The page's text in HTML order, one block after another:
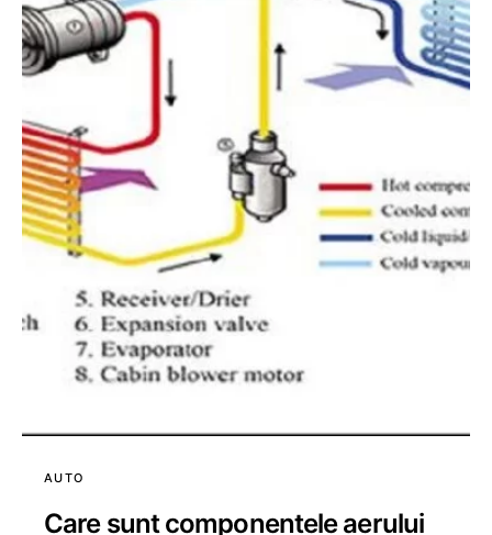
AUTO
Care sunt componentele aerului